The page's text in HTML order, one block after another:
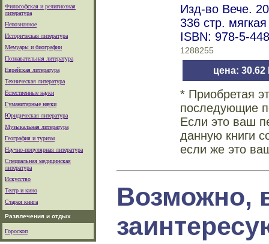
Философская и религиозная
литература
Непознанное
Историческая литература
Мемуары и биографии
Познавательная литература
Еврейская литература
Техническая литература
Естественные науки
Гуманитарные науки
Юридическая литература
Музыкальная литература
География и туризм
Научно-популярная литература
Специальная медицинская
литература
Искусство
Театр и кино
Старая книга
Развлечения и отдых
Гороскоп
Изд-во Вече.
336 стр.
ISBN: 978-5-
1288255
цена: 30.62
* Приобретая
последующие
Если это ваш
данную книги
если же это
Возможно,